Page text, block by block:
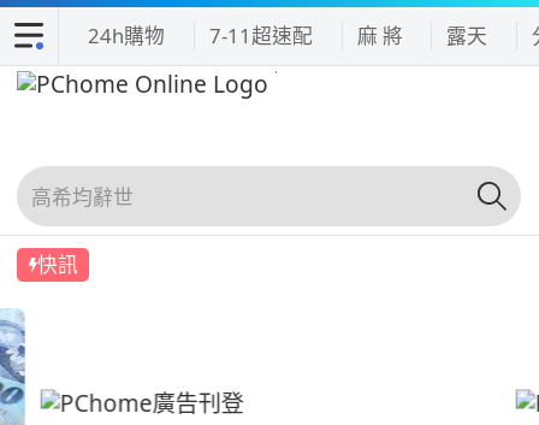
24h購物 7-11超速配 麻 將 露天
快訊